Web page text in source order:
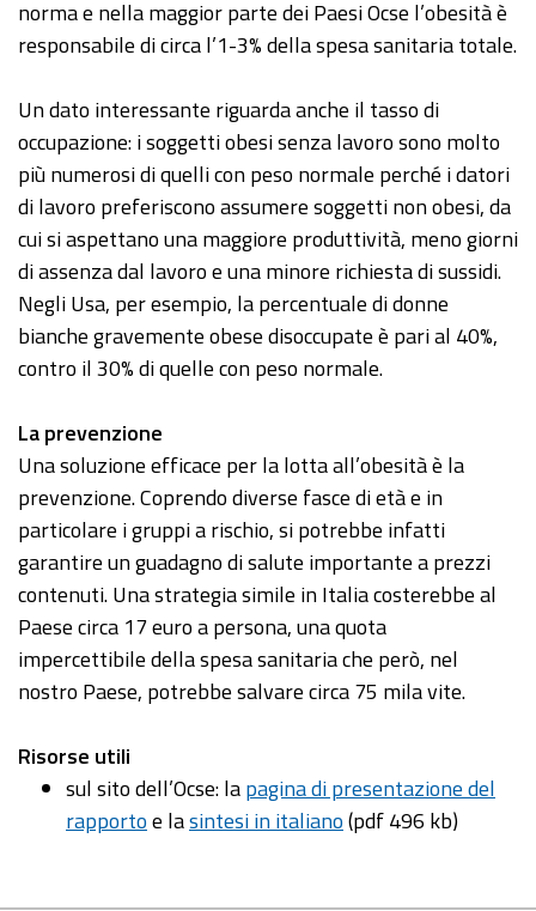
norma e nella maggior parte dei Paesi Ocse l’obesità è
responsabile di circa l’1-3% della spesa sanitaria totale.
Un dato interessante riguarda anche il tasso di
occupazione: i soggetti obesi senza lavoro sono molto
più numerosi di quelli con peso normale perché i datori
di lavoro preferiscono assumere soggetti non obesi, da
cui si aspettano una maggiore produttività, meno giorni
di assenza dal lavoro e una minore richiesta di sussidi.
Negli Usa, per esempio, la percentuale di donne
bianche gravemente obese disoccupate è pari al 40%,
contro il 30% di quelle con peso normale.
La prevenzione
Una soluzione efficace per la lotta all’obesità è la
prevenzione. Coprendo diverse fasce di età e in
particolare i gruppi a rischio, si potrebbe infatti
garantire un guadagno di salute importante a prezzi
contenuti. Una strategia simile in Italia costerebbe al
Paese circa 17 euro a persona, una quota
impercettibile della spesa sanitaria che però, nel
nostro Paese, potrebbe salvare circa 75 mila vite.
Risorse utili
sul sito dell’Ocse: lapagina di presentazione del
rapportoe lasintesi in italiano(pdf 496 kb)